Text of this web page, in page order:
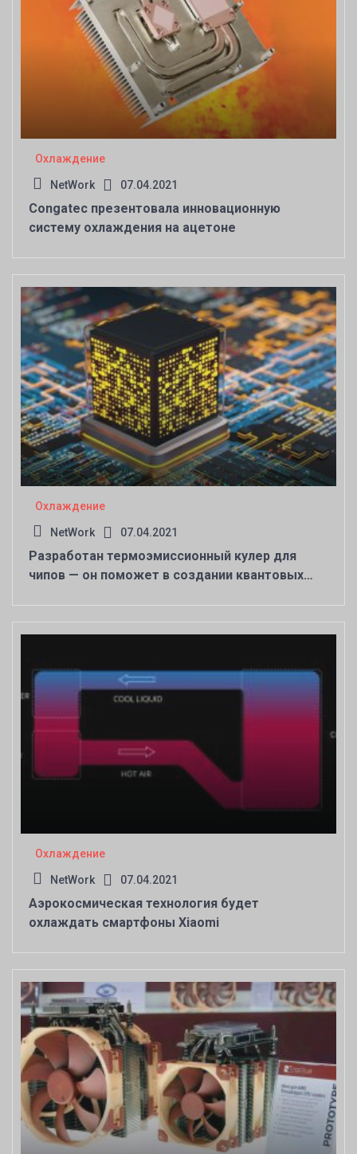
Охлаждение
NetWork 07.04.2021
Congatec презентовала инновационную
систему охлаждения на ацетоне
Охлаждение
NetWork 07.04.2021
Разработан термоэмиссионный кулер для
чипов — он поможет в создании квантовых
Охлаждение
NetWork 07.04.2021
Аэрокосмическая технология будет
охлаждать смартфоны Xiaomi